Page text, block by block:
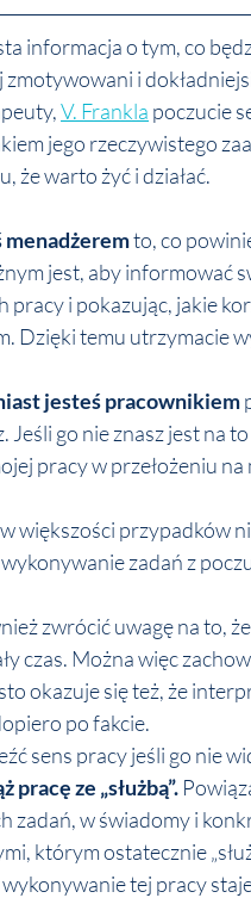
informacja o tym, co
i
V. Frankla poczucie
jego rzeczywistego
że warto żyć i działać.
menadżerem to, co
jest, aby informować
pracy i pokazując, jakie
Dzięki temu utrzymacie
jesteś pracownikiem
Jeśli go nie znasz jest na
pracy w przełożeniu
większości przypadków
zadań z
zwrócić uwagę na to,
czas. Można więc
okazuje się też, że
po fakcie.
sens pracy jeśli go nie
pracę ze „służbą”.
zadań, w świadomy i
którym ostatecznie
tej pracy